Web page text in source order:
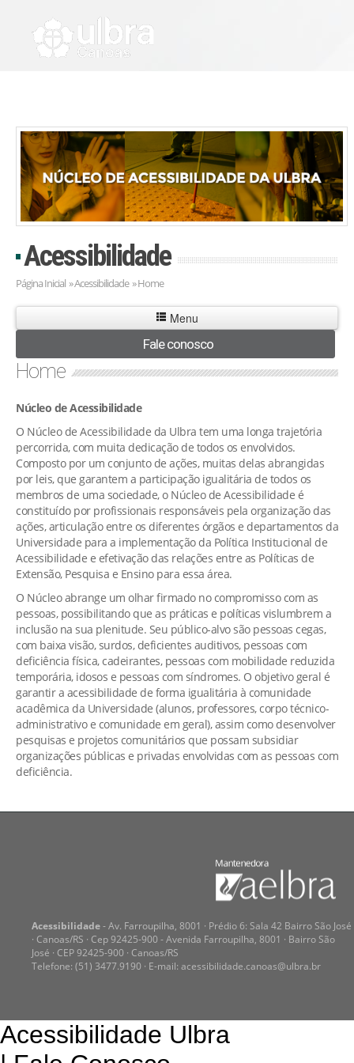
Acessibilidade
Página Inicial » Acessibilidade » Home
Menu
Fale conosco
Home
Núcleo de Acessibilidade
O Núcleo de Acessibilidade da Ulbra tem uma longa trajetória
percorrida, com muita dedicação de todos os envolvidos.
Composto por um conjunto de ações, muitas delas abrangidas
por leis, que garantem a participação igualitária de todos os
membros de uma sociedade, o Núcleo de Acessibilidade é
constituído por profissionais responsáveis pela organização das
ações, articulação entre os diferentes órgãos e departamentos da
Universidade para a implementação da Política Institucional de
Acessibilidade e efetivação das relações entre as Políticas de
Extensão, Pesquisa e Ensino para essa área.
O Núcleo abrange um olhar firmado no compromisso com as
pessoas, possibilitando que as práticas e políticas vislumbrem a
inclusão na sua plenitude. Seu público-alvo são pessoas cegas,
com baixa visão, surdos, deficientes auditivos, pessoas com
deficiência física, cadeirantes, pessoas com mobilidade reduzida
temporária, idosos e pessoas com síndromes. O objetivo geral é
garantir a acessibilidade de forma igualitária à comunidade
acadêmica da Universidade (alunos, professores, corpo técnico-
administrativo e comunidade em geral), assim como desenvolver
pesquisas e projetos comunitários que possam subsidiar
organizações públicas e privadas envolvidas com as pessoas com
deficiência.
Acessibilidade- Av. Farroupilha, 8001 · Prédio 6: Sala 42 Bairro São José
· Canoas/RS · Cep 92425-900 - Avenida Farroupilha, 8001 · Bairro São
José · CEP 92425-900 · Canoas/RS
Telefone: (51) 3477.9190 · E-mail: acessibilidade.canoas@ulbra.br